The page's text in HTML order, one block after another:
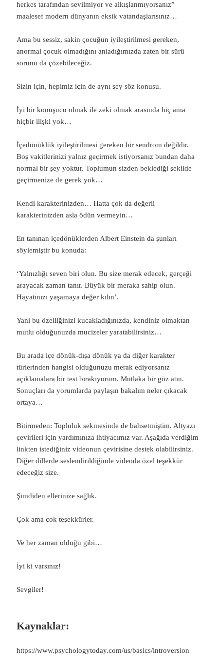
herkes tarafından sevilmiyor ve alkışlanmıyorsanız”
maalesef modern dünyanın eksik vatandaşlarısınız…
Ama bu sessiz, sakin çocuğun iyileştirilmesi gereken,
anormal çocuk olmadığını anladığımızda zaten bir sürü
sorunu da çözebileceğiz.
Sizin için, hepimiz için de aynı şey söz konusu.
İyi bir konuşucu olmak ile zeki olmak arasında hiç ama
hiçbir ilişki yok…
İçedönüklük iyileştirilmesi gereken bir sendrom değildir.
Boş vakitlerinizi yalnız geçirmek istiyorsanız bundan daha
normal bir şey yoktur. Toplumun sizden beklediği şekilde
geçirmenize de gerek yok…
Kendi karakterinizden… Hatta çok da değerli
karakterinizden asla ödün vermeyin…
En tanınan içedönüklerden Albert Einstein da şunları
söylemiştir bu konuda:
‘Yalnızlığı seven biri olun. Bu size merak edecek, gerçeği
arayacak zaman tanır. Büyük bir meraka sahip olun.
Hayatınızı yaşamaya değer kılın’.
Yani bu özelliğinizi kucakladığınızda, kendiniz olmaktan
mutlu olduğunuzda mucizeler yaratabilirsiniz…
Bu arada içe dönük-dışa dönük ya da diğer karakter
türlerinden hangisi olduğunuzu merak ediyorsanız
açıklamalara bir test bırakıyorum. Mutlaka bir göz atın.
Sonuçları da yorumlarda paylaşın bakalım neler çıkacak
ortaya…
Bitirmeden: Topluluk sekmesinde de bahsetmiştim. Altyazı
çevirileri için yardımınıza ihtiyacımız var. Aşağıda verdiğim
linkten istediğiniz videonun çevirisine destek olabilirsiniz.
Diğer dillerde seslendirildiğinde videoda özel teşekkür
edeceğiz size.
Şimdiden ellerinize sağlık.
Çok ama çok teşekkürler.
Ve her zaman olduğu gibi…
İyi ki varsınız!
Sevgiler!
Kaynaklar:
https://www.psychologytoday.com/us/basics/introversion